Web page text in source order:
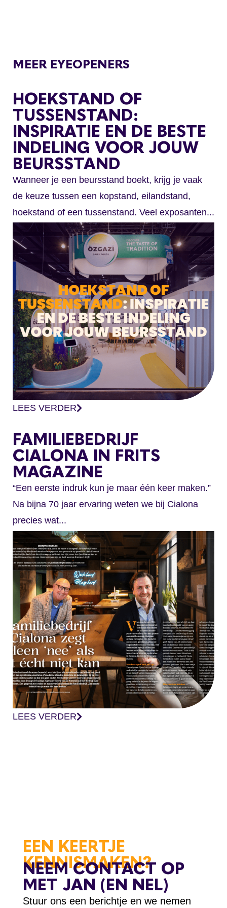
MEER EYEOPENERS
HOEKSTAND OF
TUSSENSTAND:
INSPIRATIE EN DE BESTE
INDELING VOOR JOUW
BEURSSTAND
Wanneer je een beursstand boekt, krijg je vaak
de keuze tussen een kopstand, eilandstand,
hoekstand of een tussenstand. Veel exposanten...
LEES VERDER
FAMILIEBEDRIJF
CIALONA IN FRITS
MAGAZINE
“Een eerste indruk kun je maar één keer maken.”
Na bijna 70 jaar ervaring weten we bij Cialona
precies wat...
LEES VERDER
EEN KEERTJE
KENNISMAKEN?
NEEM CONTACT OP
MET JAN (EN NEL)
Stuur ons een berichtje en we nemen